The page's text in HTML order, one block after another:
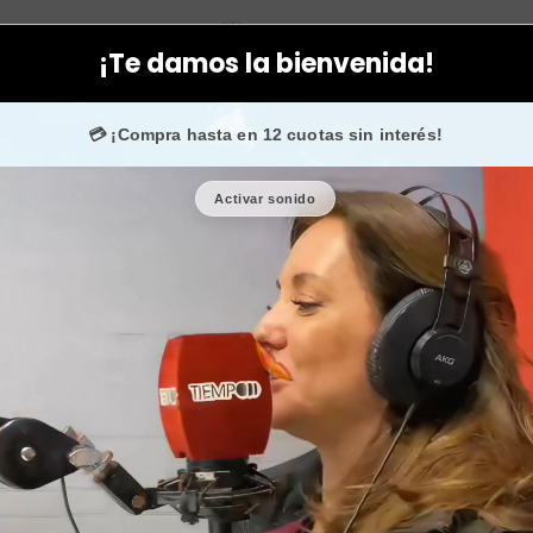
¡Te damos la bienvenida!
💳 ¡Compra hasta en 12 cuotas sin interés!
Activar sonido
Cabeza Accesorios Scrunchie gris oscuro moderno y a la
confían en nosotros.•¡SOLO POR HOY!🚚
Scrunchie
moda en
Usar mi regalo ahora 🖤 🎉 Bienvenid@ 🔥 ¡Hasta
Cantidad